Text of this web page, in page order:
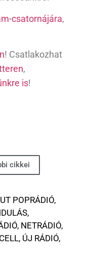
csatornájára,
! Csatlakozhat
,
is!
cikkei
POPRÁDIÓ,
,
, NETRÁDIÓ,
, ÚJ RÁDIÓ,